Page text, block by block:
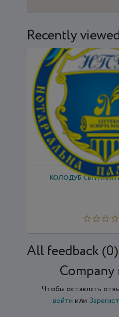
Recently
КОЛОДУБ
All feedback (0)
Чтобы оставлять
войти или